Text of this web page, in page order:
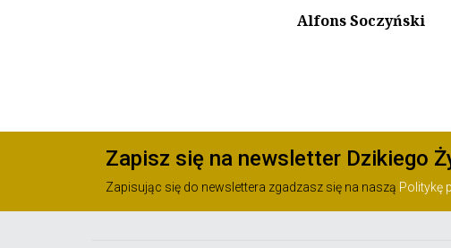
Alfons Soczyński
Zapisz się na newsletter Dzikiego
Zapisując się do newslettera zgadzasz się na naszą Politykę